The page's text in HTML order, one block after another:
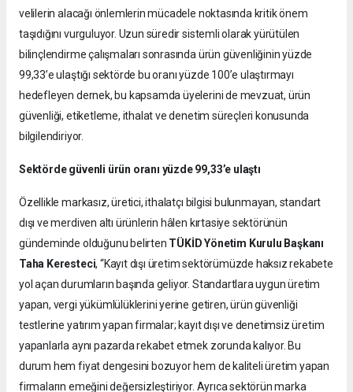
velilerin alacağı önlemlerin mücadele noktasında kritik önem
taşıdığını vurguluyor. Uzun süredir sistemli olarak yürütülen
bilinçlendirme çalışmaları sonrasında ürün güvenliğinin yüzde
99,33’e ulaştığı sektörde bu oranı yüzde 100’e ulaştırmayı
hedefleyen dernek, bu kapsamda üyelerini de mevzuat, ürün
güvenliği, etiketleme, ithalat ve denetim süreçleri konusunda
bilgilendiriyor.
Sektörde güvenli ürün oranı yüzde 99,33’e ulaştı
Özellikle markasız, üretici, ithalatçı bilgisi bulunmayan, standart
dışı ve merdiven altı ürünlerin hâlen kırtasiye sektörünün
gündeminde olduğunu belirten TÜKİD Yönetim Kurulu Başkanı
Taha Keresteci, “Kayıt dışı üretim sektörümüzde haksız rekabete
yol açan durumların başında geliyor. Standartlara uygun üretim
yapan, vergi yükümlülüklerini yerine getiren, ürün güvenliği
testlerine yatırım yapan firmalar; kayıt dışı ve denetimsiz üretim
yapanlarla aynı pazarda rekabet etmek zorunda kalıyor. Bu
durum hem fiyat dengesini bozuyor hem de kaliteli üretim yapan
firmaların emeğini değersizleştiriyor. Ayrıca sektörün marka